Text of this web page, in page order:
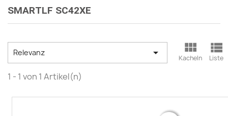
SMARTLF SC42XE
Relevanz  
Kacheln

Liste
1 - 1 von 1 Artikel(n)